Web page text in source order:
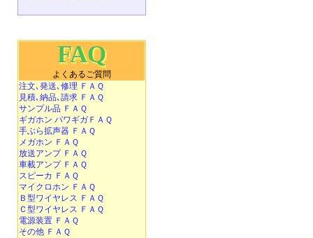
FAQ
よくあるご質問
注文､発送､修理 ＦＡＱ
見積､納品､請求 ＦＡＱ
サンプル品 ＦＡＱ
ギガホン パワギガＦＡＱ
手ぶら拡声器 ＦＡＱ
メガホン ＦＡＱ
放送アンプ ＦＡＱ
車載アンプ ＦＡＱ
スピーカ ＦＡＱ
マイクロホン ＦＡＱ
Ｂ型ワイヤレス ＦＡＱ
Ｃ型ワイヤレス ＦＡＱ
電源装置 ＦＡＱ
その他 ＦＡＱ